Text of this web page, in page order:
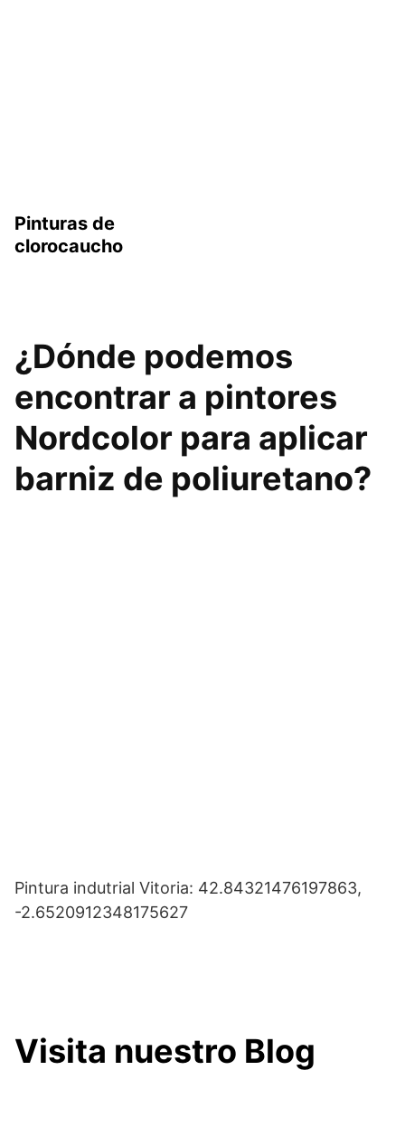
Pinturas de
clorocaucho
¿Dónde podemos
encontrar a pintores
Nordcolor para aplicar
barniz de poliuretano?
Pintura indutrial Vitoria: 42.84321476197863,
-2.6520912348175627
Visita nuestro Blog